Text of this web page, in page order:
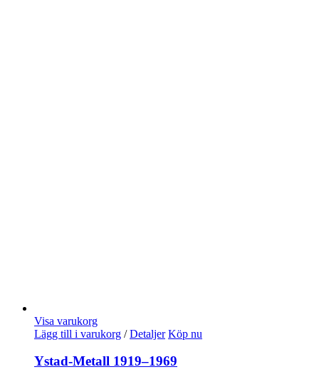
Visa varukorg
Lägg till i varukorg / Detaljer Köp nu
Ystad-Metall 1919–1969